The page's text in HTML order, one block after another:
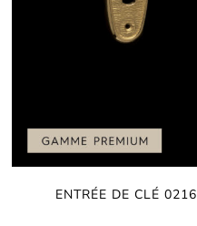
ENTRÉE DE CLÉ 0216